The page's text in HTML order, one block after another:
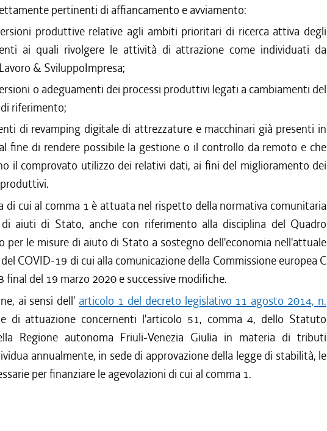
pertinenti di affiancamento e avviamento:
produttive relative agli ambiti prioritari di ricerca attiva degli
ai quali rivolgere le attività di attrazione come individuati da
& SviluppoImpresa;
o adeguamenti dei processi produttivi legati a cambiamenti del
riferimento;
di revamping digitale di attrezzature e macchinari già presenti in
fine di rendere possibile la gestione o il controllo da remoto e che
il comprovato utilizzo dei relativi dati, ai fini del miglioramento dei
di cui al comma 1 è attuata nel rispetto della normativa comunitaria
aiuti di Stato, anche con riferimento alla disciplina del Quadro
per le misure di aiuto di Stato a sostegno dell'economia nell'attuale
COVID-19 di cui alla comunicazione della Commissione europea C
final del 19 marzo 2020 e successive modifiche.
ai sensi dell' articolo 1 del decreto legislativo 11 agosto 2014, n.
di attuazione concernenti l'articolo 51, comma 4, dello Statuto
Regione autonoma Friuli-Venezia Giulia in materia di tributi
annualmente, in sede di approvazione della legge di stabilità, le
per finanziare le agevolazioni di cui al comma 1.